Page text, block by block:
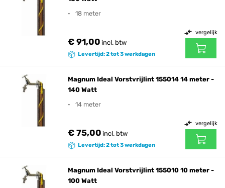
18 meter
€ 91,00 incl. btw
Levertijd: 2 tot 3 werkdagen
vergelijk
Magnum Ideal Vorstvrijlint 155014 14 meter -
140 Watt
14 meter
€ 75,00 incl. btw
Levertijd: 2 tot 3 werkdagen
vergelijk
Magnum Ideal Vorstvrijlint 155010 10 meter -
100 Watt